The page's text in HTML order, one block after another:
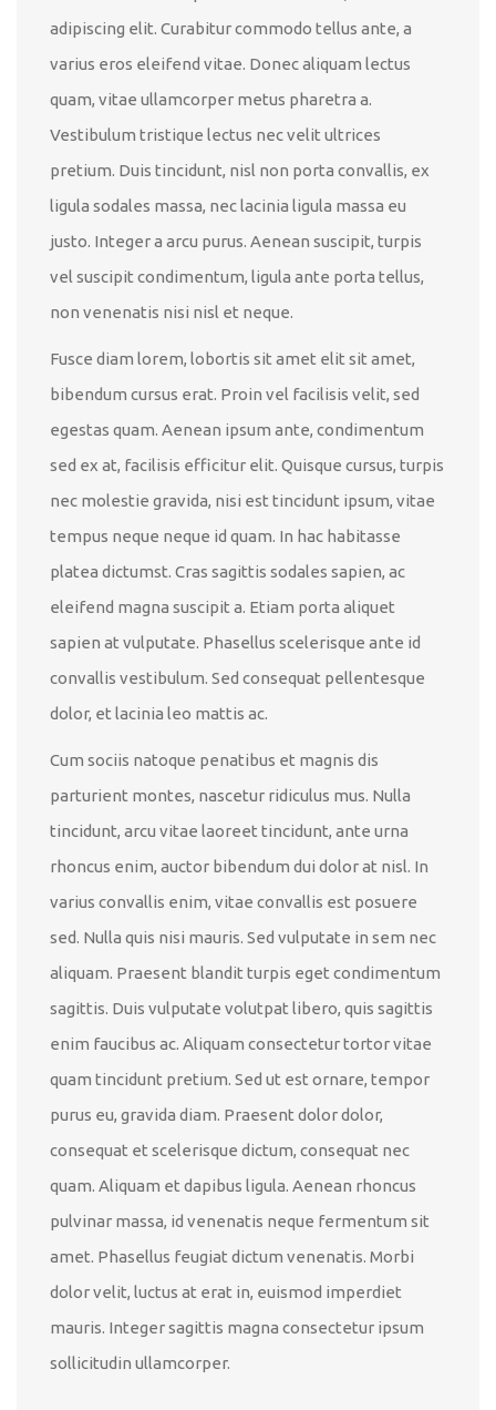
adipiscing elit. Curabitur commodo tellus ante, a
varius eros eleifend vitae. Donec aliquam lectus
quam, vitae ullamcorper metus pharetra a.
Vestibulum tristique lectus nec velit ultrices
pretium. Duis tincidunt, nisl non porta convallis, ex
ligula sodales massa, nec lacinia ligula massa eu
justo. Integer a arcu purus. Aenean suscipit, turpis
vel suscipit condimentum, ligula ante porta tellus,
non venenatis nisi nisl et neque.
Fusce diam lorem, lobortis sit amet elit sit amet,
bibendum cursus erat. Proin vel facilisis velit, sed
egestas quam. Aenean ipsum ante, condimentum
sed ex at, facilisis efficitur elit. Quisque cursus, turpis
nec molestie gravida, nisi est tincidunt ipsum, vitae
tempus neque neque id quam. In hac habitasse
platea dictumst. Cras sagittis sodales sapien, ac
eleifend magna suscipit a. Etiam porta aliquet
sapien at vulputate. Phasellus scelerisque ante id
convallis vestibulum. Sed consequat pellentesque
dolor, et lacinia leo mattis ac.
Cum sociis natoque penatibus et magnis dis
parturient montes, nascetur ridiculus mus. Nulla
tincidunt, arcu vitae laoreet tincidunt, ante urna
rhoncus enim, auctor bibendum dui dolor at nisl. In
varius convallis enim, vitae convallis est posuere
sed. Nulla quis nisi mauris. Sed vulputate in sem nec
aliquam. Praesent blandit turpis eget condimentum
sagittis. Duis vulputate volutpat libero, quis sagittis
enim faucibus ac. Aliquam consectetur tortor vitae
quam tincidunt pretium. Sed ut est ornare, tempor
purus eu, gravida diam. Praesent dolor dolor,
consequat et scelerisque dictum, consequat nec
quam. Aliquam et dapibus ligula. Aenean rhoncus
pulvinar massa, id venenatis neque fermentum sit
amet. Phasellus feugiat dictum venenatis. Morbi
dolor velit, luctus at erat in, euismod imperdiet
mauris. Integer sagittis magna consectetur ipsum
sollicitudin ullamcorper.